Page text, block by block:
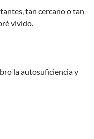
tan cercano o tan
vivido.
la autosuficiencia y